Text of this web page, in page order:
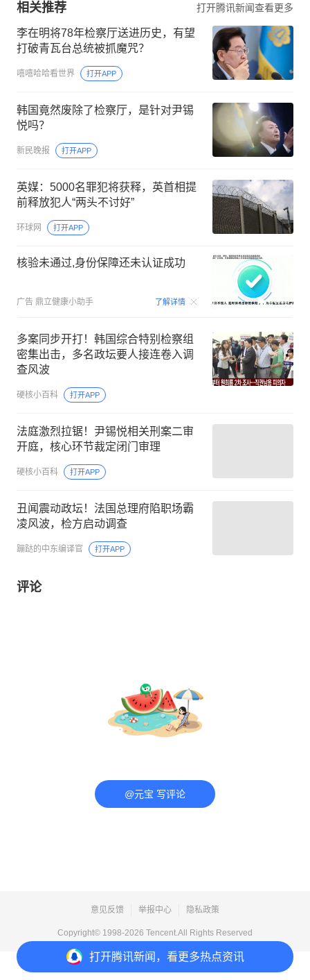
打开腾讯新闻，看更多热点资讯
相关推荐 打开腾讯新闻查看更多
李在明将78年检察厅送进历史，有望
打破青瓦台总统被抓魔咒？
嘻嘻哈哈看世界 打开APP
韩国竟然废除了检察厅，是针对尹锡
悦吗？
新民晚报 打开APP
英媒：5000名罪犯将获释，英首相提
前释放犯人“两头不讨好”
环球网 打开APP
核验未通过,身份保障还未认证成功
广告 鼎立健康小助手 了解详情 00:10
多案同步开打！韩国综合特别检察组
密集出击，多名政坛要人接连卷入调
查风波
硬核小百科 打开APP
法庭激烈拉锯！尹锡悦相关刑案二审
开庭，核心环节裁定闭门审理
硬核小百科 打开APP
丑闻震动政坛！法国总理府陷职场霸
凌风波，检方启动调查
蹦跶的中东编译官 打开APP
评论
@元宝 写评论
意见反馈 举报中心 隐私政策
Copyright© 1998-2026 Tencent.All Rights Reserved